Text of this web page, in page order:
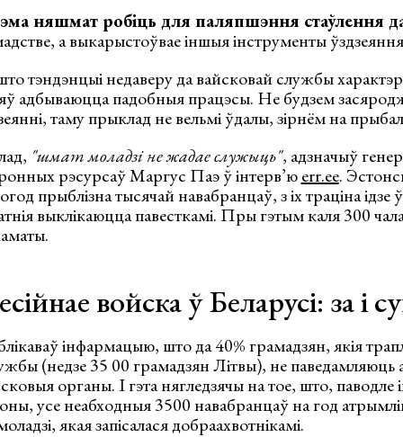
няшмат робіць для паляпшэння стаўлення
а выкарыстоўвае іншыя інструменты
тэндэнцыі недаверу да вайсковай службы
адбываюцца падобныя працэсы. Не будзем
таму прыклад не вельмі ўдалы, зірнём на
"шмат моладзі не жадае служыць", адзначыў
рэсурсаў Маргус Паэ ў інтерв’юerr.ee.
прыблізна тысячай навабранцаў, з іх траціна ідзе
выклікаюцца павесткамі. Пры гэтым каля 300
войска ў Беларусі: за і
інфармацыю, што да 40% грамадзян, якія
(недзе 35 00 грамадзян Літвы), не паведамляюць
органы. І гэта нягледзячы на тое, што, паводле
усе неабходныя 3500 навабранцаў на год
якая запісалася добраахвотнікамі.